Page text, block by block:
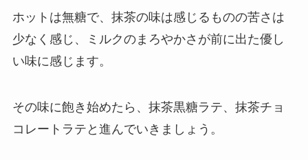
ホットは無糖で、抹茶の味は感じるものの苦さは
少なく感じ、ミルクのまろやかさが前に出た優し
い味に感じます。
その味に飽き始めたら、抹茶黒糖ラテ、抹茶チョ
コレートラテと進んでいきましょう。